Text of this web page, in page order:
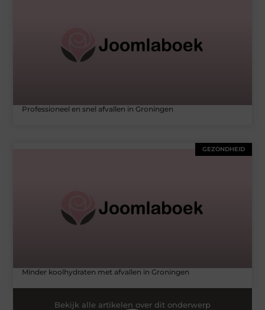
Professioneel en snel afvallen in Groningen
GEZONDHEID
Minder koolhydraten met afvallen in Groningen
Bekijk alle artikelen over dit onderwerp